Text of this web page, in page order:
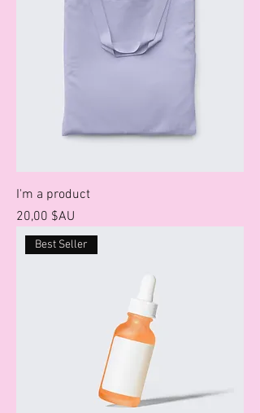
I'm a product
Prix
20,00 $AU
Best Seller